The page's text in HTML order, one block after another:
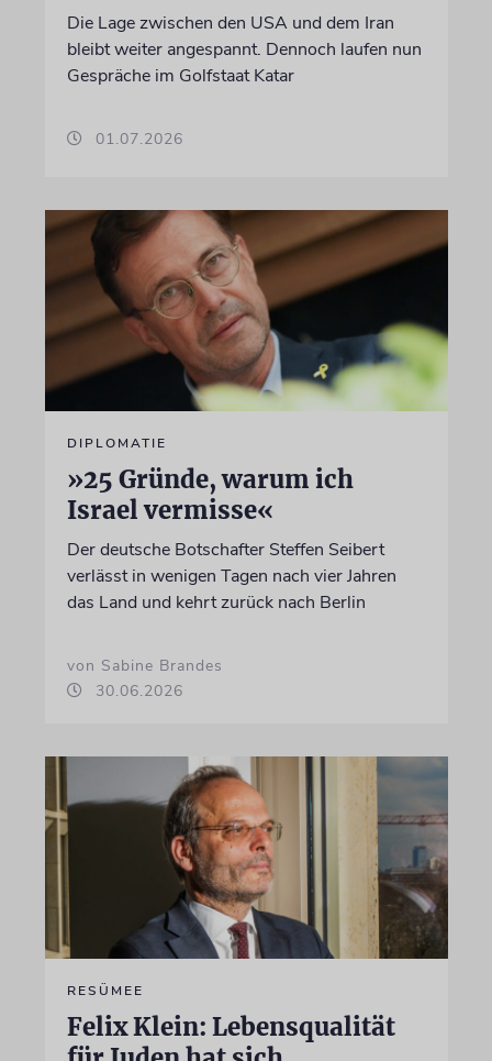
Die Lage zwischen den USA und dem Iran
bleibt weiter angespannt. Dennoch laufen nun
Gespräche im Golfstaat Katar
01.07.2026
DIPLOMATIE
»25 Gründe, warum ich
Israel vermisse«
Der deutsche Botschafter Steffen Seibert
verlässt in wenigen Tagen nach vier Jahren
das Land und kehrt zurück nach Berlin
von Sabine Brandes
30.06.2026
RESÜMEE
Felix Klein: Lebensqualität